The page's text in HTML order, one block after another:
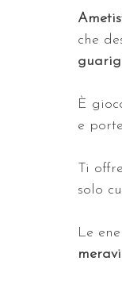
che
È
e
Ti
solo
Le